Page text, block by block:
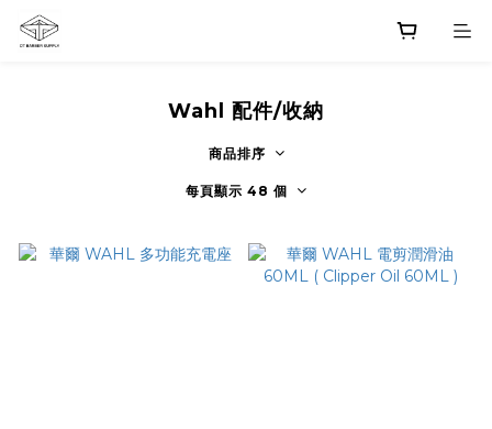
Wahl 配件/收納
商品排序
每頁顯示 48 個